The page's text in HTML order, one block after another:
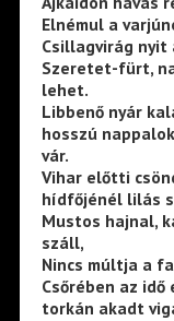
Elnémul a
Csillagvirág
Szeretet-fürt,
lehet.
Libbenő nyár
hosszú
vár.
Vihar előtti
hídfőjénél lilás
Mustos hajnal,
száll,
Nincs múltja a
Csőrében az
torkán akadt